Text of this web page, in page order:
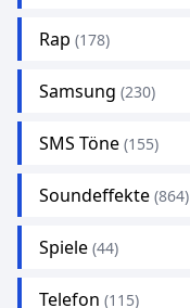
Rap (178)
Samsung (230)
SMS Töne (155)
Soundeffekte (864)
Spiele (44)
Telefon (115)